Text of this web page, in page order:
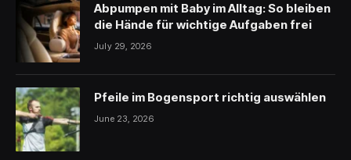
Abpumpen mit Baby im Alltag: So bleiben
die Hände für wichtige Aufgaben frei
July 29, 2026
Pfeile im Bogensport richtig auswählen
June 23, 2026